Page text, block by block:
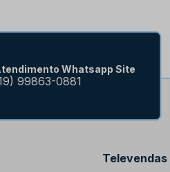
Whatsapp Site
99863-0881
Televendas